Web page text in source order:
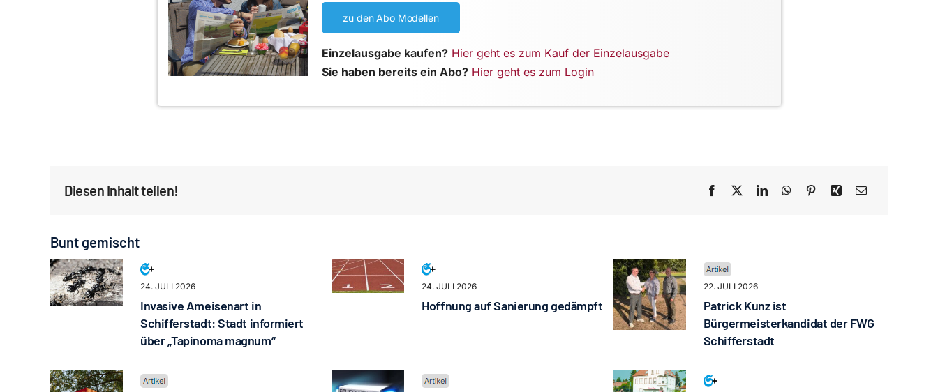
zu den Abo Modellen
Einzelausgabe kaufen? Hier geht es zum Kauf der Einzelausgabe
Sie haben bereits ein Abo? Hier geht es zum Login
Diesen Inhalt teilen!
Bunt gemischt
24. JULI 2026
Invasive Ameisenart in
Schifferstadt: Stadt informiert
über „Tapinoma magnum“
24. JULI 2026
Hoffnung auf Sanierung gedämpft
22. JULI 2026
Patrick Kunz ist
Bürgermeisterkandidat der FWG
Schifferstadt